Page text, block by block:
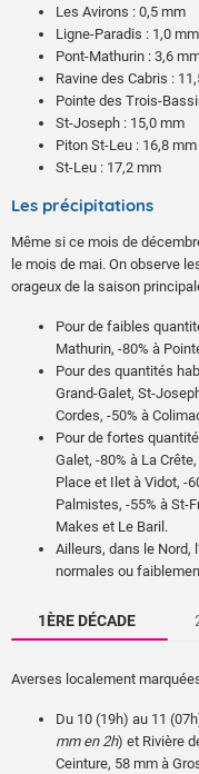
Les Avirons : 0,5 mm
Ligne-Paradis : 1,0 mm
Pont-Mathurin : 3,6
Ravine des Cabris :
Pointe des Trois-
St-Joseph : 15,0 mm
Piton St-Leu : 16,8 mm
St-Leu : 17,2 mm
Jour le plus frais : 14,3°C le
Température minimale
Nuit la plus fraîche : 3,9°C le
Nuit la plus douce : 25,8°C
81 km/h (est-nord-
79 km/h (sud-est) le
72 km/h (nord-nord-
70 km/h (nord-nord-
69 km/h (est-sud-est)
65 (sud-sud-est) le 7 à
63 km/h (nord-est) le
59 km/h (sud) le 3 à
Les précipitations
Même si ce mois de
le mois de mai. On observe
orageux de la saison
Pour de faibles
Mathurin, -80% à
Pour des quantités
Grand-Galet, St-
Cordes, -50% à
Pour de fortes
Galet, -80% à La
Place et Ilet à Vidot, -
Palmistes, -55% à St-
Makes et Le Baril.
Ailleurs, dans le Nord,
normales ou
1ÈRE DÉCADE
Averses localement
Du 10 (19h) au 11
mm en 2h) et Rivière
Ceinture, 58 mm à